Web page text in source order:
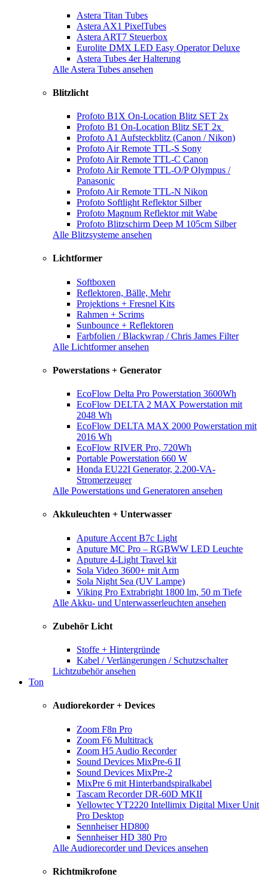
Astera Titan Tubes
Astera AX1 PixelTubes
Astera ART7 Steuerbox
Eurolite DMX LED Easy Operator Deluxe
Astera Tubes 4er Halterung
Alle Astera Tubes ansehen
Blitzlicht
Profoto B1X On-Location Blitz SET 2x
Profoto B1 On-Location Blitz SET 2x
Profoto A1 Aufsteckblitz (Canon / Nikon)
Profoto Air Remote TTL-S Sony
Profoto Air Remote TTL-C Canon
Profoto Air Remote TTL-O/P Olympus /
Panasonic
Profoto Air Remote TTL-N Nikon
Profoto Softlight Reflektor Silber
Profoto Magnum Reflektor mit Wabe
Profoto Blitzschirm Deep M 105cm Silber
Alle Blitzsysteme ansehen
Lichtformer
Softboxen
Reflektoren, Bälle, Mehr
Projektions + Fresnel Kits
Rahmen + Scrims
Sunbounce + Reflektoren
Farbfolien / Blackwrap / Chris James Filter
Alle Lichtformer ansehen
Powerstations + Generator
EcoFlow Delta Pro Powerstation 3600Wh
EcoFlow DELTA 2 MAX Powerstation mit
2048 Wh
EcoFlow DELTA MAX 2000 Powerstation mit
2016 Wh
EcoFlow RIVER Pro, 720Wh
Portable Powerstation 660 W
Honda EU22I Generator, 2.200-VA-
Stromerzeuger
Alle Powerstations und Generatoren ansehen
Akkuleuchten + Unterwasser
Aputure Accent B7c Light
Aputure MC Pro – RGBWW LED Leuchte
Aputure 4-Light Travel kit
Sola Video 3600+ mit Arm
Sola Night Sea (UV Lampe)
Viking Pro Extrabright 1800 lm, 50 m Tiefe
Alle Akku- und Unterwasserleuchten ansehen
Zubehör Licht
Stoffe + Hintergründe
Kabel / Verlängerungen / Schutzschalter
Lichtzubehör ansehen
Ton
Audiorekorder + Devices
Zoom F8n Pro
Zoom F6 Multitrack
Zoom H5 Audio Recorder
Sound Devices MixPre-6 II
Sound Devices MixPre-2
MixPre 6 mit Hinterbandspiralkabel
Tascam Recorder DR-60D MKII
Yellowtec YT2220 Intellimix Digital Mixer Unit
Pro Desktop
Sennheiser HD800
Sennheiser HD 380 Pro
Alle Audiorecorder und Devices ansehen
Richtmikrofone